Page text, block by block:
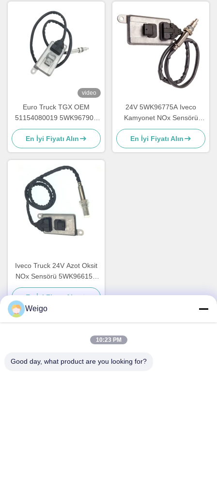
video
Euro Truck TGX OEM
51154080019 5WK96790B
için Azot Oksit NOx Sensörü
En İyi Fiyatı Alın
24V 5WK96775A Iveco
Kamyonet NOx Sensörü
DAILY III Box Body
5801754014
En İyi Fiyatı Alın
Iveco Truck 24V Azot Oksit
NOx Sensörü 5WK96615F
5801754015
En İyi Fiyatı Alın
Weigo
10:23 PM
Good day, what product are you looking for?